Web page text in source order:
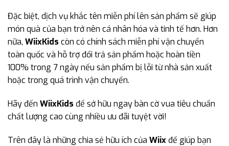
Đặc biệt, dịch vụ khắc tên miễn phí lên sản phẩm sẽ giúp
món quà của bạn trở nên cá nhân hóa và tinh tế hơn. Hơn
nữa, WiixKids còn có chính sách miễn phí vận chuyển
toàn quốc và hỗ trợ đổi trả sản phẩm hoặc hoàn tiền
100% trong 7 ngày nếu sản phẩm bị lỗi từ nhà sản xuất
hoặc trong quá trình vận chuyển.
Hãy đến WiixKids để sở hữu ngay bàn cờ vua tiêu chuẩn
chất lượng cao cùng nhiều ưu đãi tuyệt vời!
Trên đây là những chia sẻ hữu ích của Wiix để giúp bạn